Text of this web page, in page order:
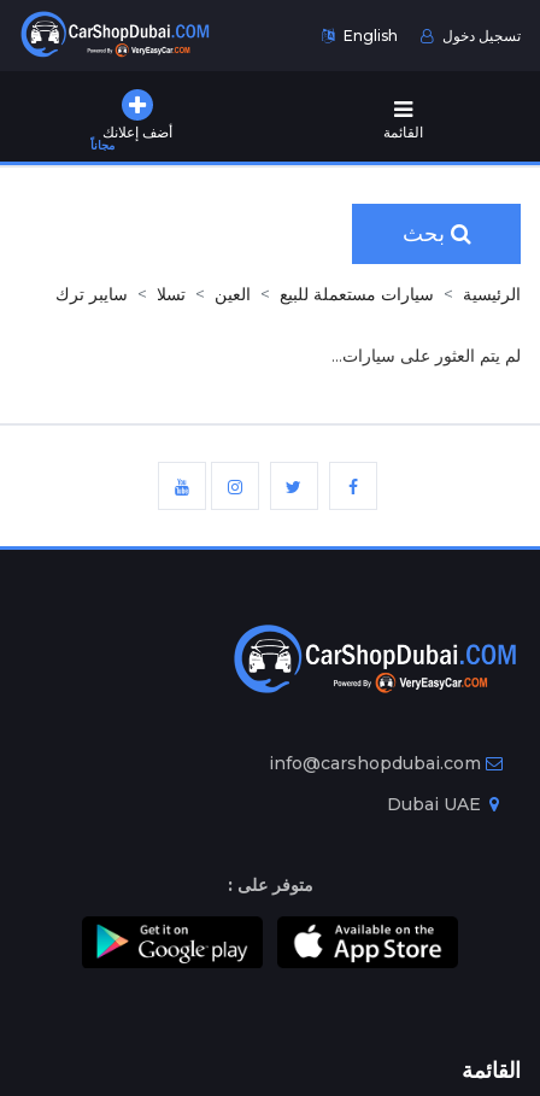
English تسجيل دخول
أضف إعلانك
مجاناً
القائمة
بحث
الرئيسية سيارات مستعملة للبيع العين تسلا سايبر ترك
لم يتم العثور على سيارات...
info@carshopdubai.com
متوفر على :
القائمة